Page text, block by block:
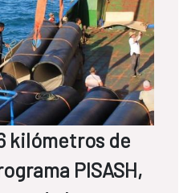
kilómetros de
PISASH,